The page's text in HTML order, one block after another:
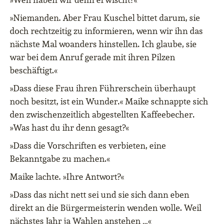
»Niemanden. Aber Frau Kuschel bittet darum, sie
doch rechtzeitig zu informieren, wenn wir ihn das
nächste Mal woanders hinstellen. Ich glaube, sie
war bei dem Anruf gerade mit ihren Pilzen
beschäftigt.«
»Dass diese Frau ihren Führerschein überhaupt
noch besitzt, ist ein Wunder.« Maike schnappte sich
den zwischenzeitlich abgestellten Kaffeebecher.
»Was hast du ihr denn gesagt?«
»Dass die Vorschriften es verbieten, eine
Bekanntgabe zu machen.«
Maike lachte. »Ihre Antwort?«
»Dass das nicht nett sei und sie sich dann eben
direkt an die Bürgermeisterin wenden wolle. Weil
nächstes Jahr ja Wahlen anstehen …«